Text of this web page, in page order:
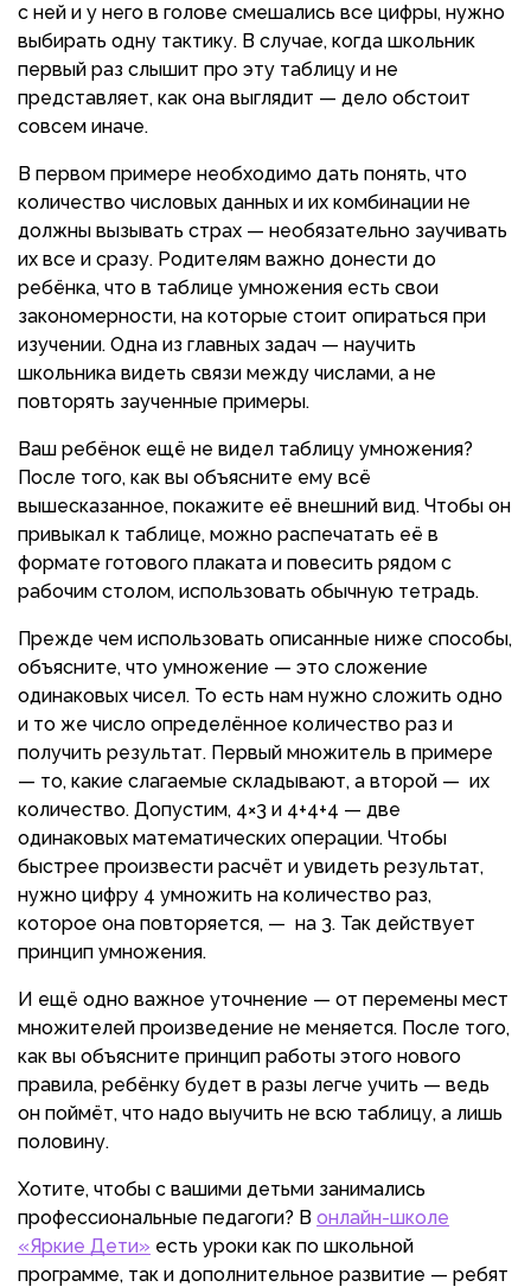
с ней и у него в голове смешались все цифры, нужно
выбирать одну тактику. В случае, когда школьник
первый раз слышит про эту таблицу и не
представляет, как она выглядит — дело обстоит
совсем иначе.
В первом примере необходимо дать понять, что
количество числовых данных и их комбинации не
должны вызывать страх — необязательно заучивать
их все и сразу. Родителям важно донести до
ребёнка, что в таблице умножения есть свои
закономерности, на которые стоит опираться при
изучении. Одна из главных задач — научить
школьника видеть связи между числами, а не
повторять заученные примеры.
Ваш ребёнок ещё не видел таблицу умножения?
После того, как вы объясните ему всё
вышесказанное, покажите её внешний вид. Чтобы он
привыкал к таблице, можно распечатать её в
формате готового плаката и повесить рядом с
рабочим столом, использовать обычную тетрадь.
Прежде чем использовать описанные ниже способы,
объясните, что умножение — это сложение
одинаковых чисел. То есть нам нужно сложить одно
и то же число определённое количество раз и
получить результат. Первый множитель в примере
— то, какие слагаемые складывают, а второй — их
количество. Допустим, 4×3 и 4+4+4 — две
одинаковых математических операции. Чтобы
быстрее произвести расчёт и увидеть результат,
нужно цифру 4 умножить на количество раз,
которое она повторяется, — на 3. Так действует
принцип умножения.
И ещё одно важное уточнение — от перемены мест
множителей произведение не меняется. После того,
как вы объясните принцип работы этого нового
правила, ребёнку будет в разы легче учить — ведь
он поймёт, что надо выучить не всю таблицу, а лишь
половину.
Хотите, чтобы с вашими детьми занимались
профессиональные педагоги? В онлайн-школе
«Яркие Дети» есть уроки как по школьной
программе, так и дополнительное развитие — ребят